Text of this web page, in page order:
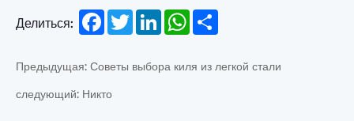
Делиться: FacebookTwitterLinkedInWhatsApp
Предыдущая: Советы выбора киля из легкой стали
следующий: Никто